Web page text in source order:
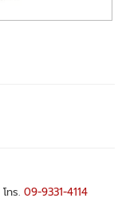
โทร.09-9331-4114